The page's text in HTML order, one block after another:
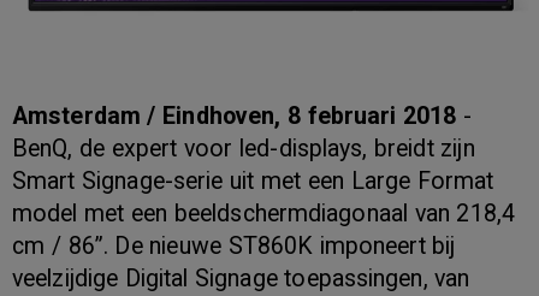
Amsterdam / Eindhoven, 8 februari 2018 -
BenQ, de expert voor led-displays, breidt zijn
Smart Signage-serie uit met een Large Format
model met een beeldschermdiagonaal van 218,4
cm / 86”. De nieuwe ST860K imponeert bij
veelzijdige Digital Signage toepassingen, van